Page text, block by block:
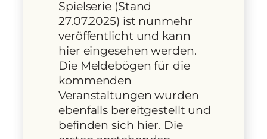
Spielserie (Stand
27.07.2025) ist nunmehr
veröffentlicht und kann
hier eingesehen werden.
Die Meldebögen für die
kommenden
Veranstaltungen wurden
ebenfalls bereitgestellt und
befinden sich hier. Die